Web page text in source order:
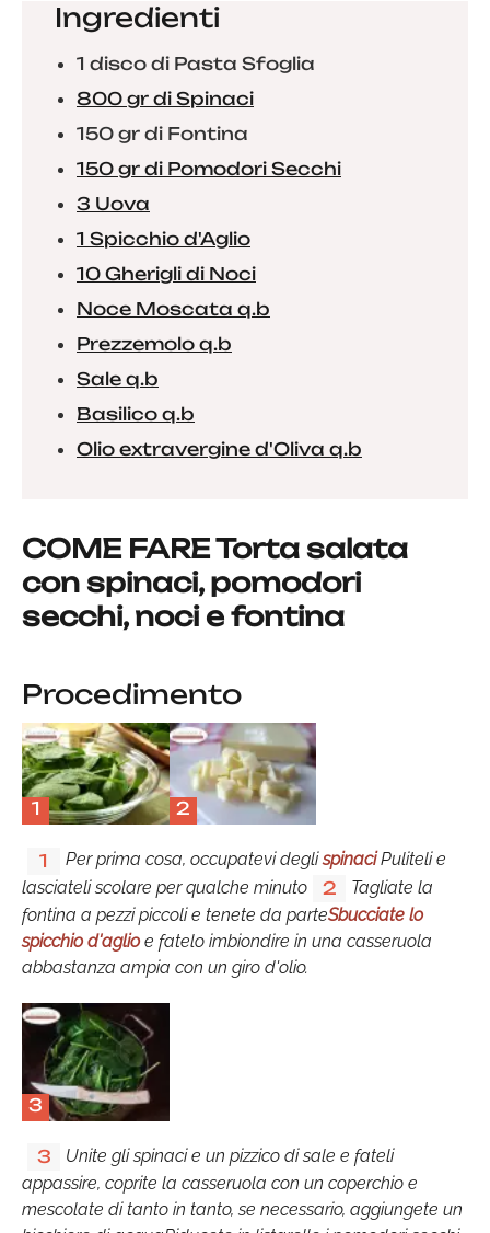
Ingredienti
1 disco di Pasta Sfoglia
800 gr di Spinaci
150 gr di Fontina
150 gr di Pomodori Secchi
3 Uova
1 Spicchio d'Aglio
10 Gherigli di Noci
Noce Moscata q.b
Prezzemolo q.b
Sale q.b
Basilico q.b
Olio extravergine d'Oliva q.b
COME FARE Torta salata
con spinaci, pomodori
secchi, noci e fontina
Procedimento
1 2
1 Per prima cosa, occupatevi deglispinaciPuliteli e
lasciateli scolare per qualche minuto
2
Tagliate la
fontina a pezzi piccoli e tenete da parteSbucciate lo
spicchio d'aglioe fatelo imbiondire in una casseruola
abbastanza ampia con un giro d'olio.
3
3
Unite gli spinaci e un pizzico di sale e fateli
appassire, coprite la casseruola con un coperchio e
mescolate di tanto in tanto, se necessario, aggiungete un